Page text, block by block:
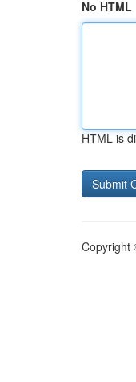
No HTML
HTML is
Copyright